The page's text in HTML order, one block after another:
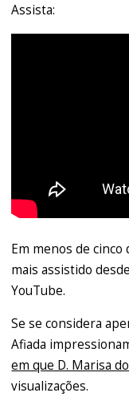
Assista:
Em menos de
mais assistido
YouTube.
Se se considera
Afiada
em que D. Marisa
visualizações.